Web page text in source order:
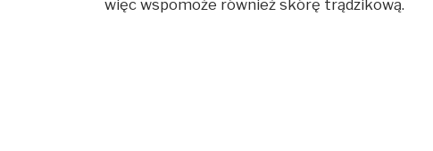
więc wspomoże również skórę trądzikową.